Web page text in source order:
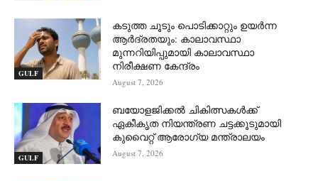
GULF
കടുത്ത ചൂടും പൊടിക്കാറ്റും ഉയർന്ന
ആർദ്രതയും: കാലാവസ്ഥാ
മുന്നറിയിപ്പുമായി കാലാവസ്ഥാ
നിരീക്ഷണ കേന്ദ്രം
August 7, 2026
GULF
ബയോളജിക്കൽ ചികിത്സകൾക്ക്
ഏകീകൃത നിയന്ത്രണ ചട്ടക്കൂടുമായി
കുവൈറ്റ് ആരോഗ്യ മന്ത്രാലയം
August 7, 2026